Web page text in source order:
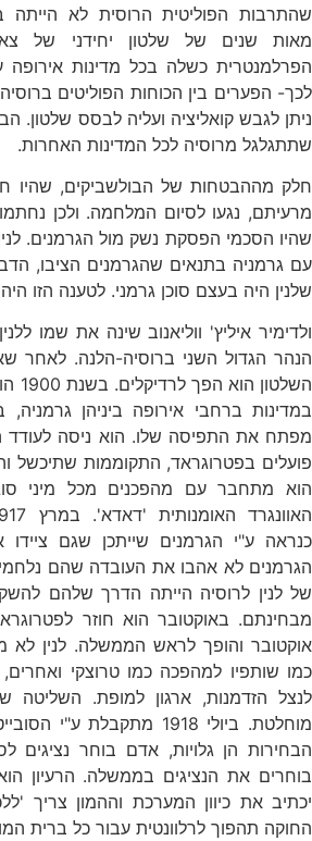
שהתרבות הפוליטית הרוסית לא
מאות שנים של שלטון יחידני של
הפרלמנטרית כשלה בכל מדינות
לכך- הפערים בין הכוחות הפוליטים
ניתן לגבש קואליציה ועליה לבסס שלטון.
שתתגלגל מרוסיה לכל המדינות האחרות.
חלק מההבטחות של הבולשביקים, שהיו
מרעיתם, נגעו לסיום המלחמה. ולכן נחתמו
שהיו הסכמי הפסקת נשק מול הגרמנים.
עם גרמניה בתנאים שהגרמנים הציבו,
שלנין היה בעצם סוכן גרמני. לטענה הזו היה
ולדימיר איליץ' ווליאנוב שינה את שמו
הנהר הגדול השני ברוסיה-הלנה. לאחר
במדינות ברחבי אירופה ביניהן
מפתח את התפיסה שלו. הוא ניסה לעודד
פועלים בפטרוגראד, התקוממות שתיכשל
הוא מתחבר עם מהפכנים מכל מיני
כנראה ע"י הגרמנים שייתכן שגם
הגרמנים לא אהבו את העובדה שהם
של לנין לרוסיה הייתה הדרך שלהם
מבחינתם. באוקטובר הוא חוזר
אוקטובר והופך לראש הממשלה. לנין לא
כמו שותפיו למהפכה כמו טרוצקי
לנצל הזדמנות, ארגון למופת. השליטה
מוחלטת. ביולי 1918 מתקבלת
הבחירות הן גלויות, אדם בוחר נציגים
בוחרים את הנציגים בממשלה. הרעיון
החוקה תהפוך לרלוונטית עבור כל ברית